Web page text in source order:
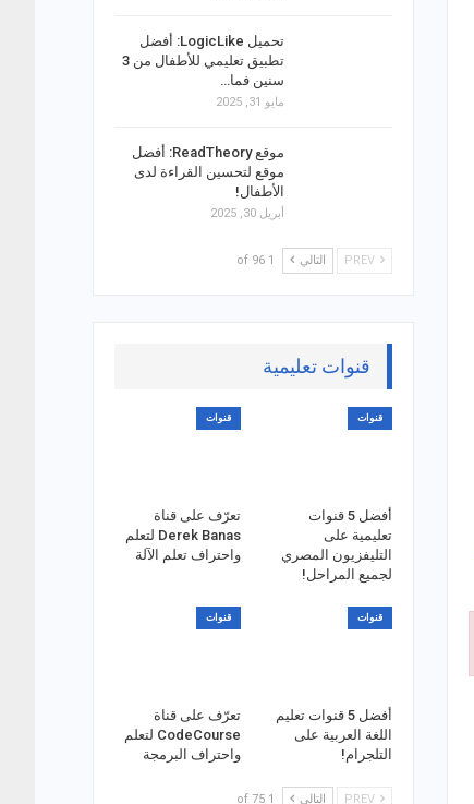
تحميل LogicLike: أفضل
تطبيق تعليمي للأطفال من 3
سنين فما…
مايو 31, 2025
موقع ReadTheory: أفضل
موقع لتحسين القراءة لدى
الأطفال!
أبريل 30, 2025
التالي 1 of 96
قنوات تعليمية
قنوات
أفضل 5 قنوات
تعليمية على
التليفزيون المصري
لجميع المراحل!
قنوات
تعرّف على قناة
Derek Banas لتعلم
واحتراف تعلم الآلة
قنوات
أفضل 5 قنوات تعليم
اللغة العربية على
التلجرام!
قنوات
تعرّف على قناة
CodeCourse لتعلم
واحتراف البرمجة
التالي 1 of 75